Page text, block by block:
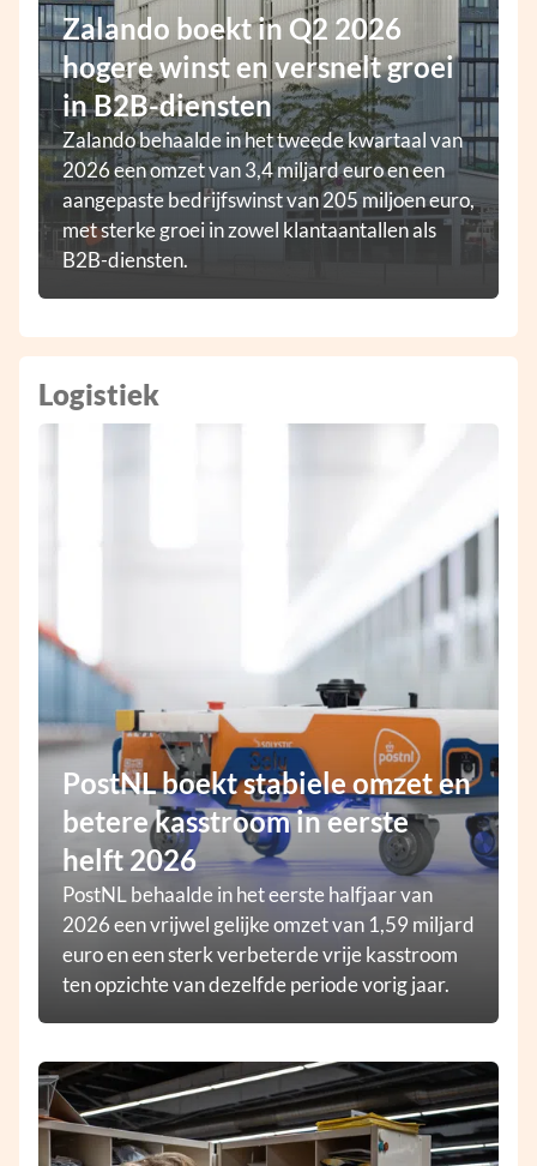
Zalando boekt in Q2 2026
hogere winst en versnelt groei
in B2B-diensten
Zalando behaalde in het tweede kwartaal van
2026 een omzet van 3,4 miljard euro en een
aangepaste bedrijfswinst van 205 miljoen euro,
met sterke groei in zowel klantaantallen als
B2B-diensten.
Logistiek
PostNL boekt stabiele omzet en
betere kasstroom in eerste
helft 2026
PostNL behaalde in het eerste halfjaar van
2026 een vrijwel gelijke omzet van 1,59 miljard
euro en een sterk verbeterde vrije kasstroom
ten opzichte van dezelfde periode vorig jaar.